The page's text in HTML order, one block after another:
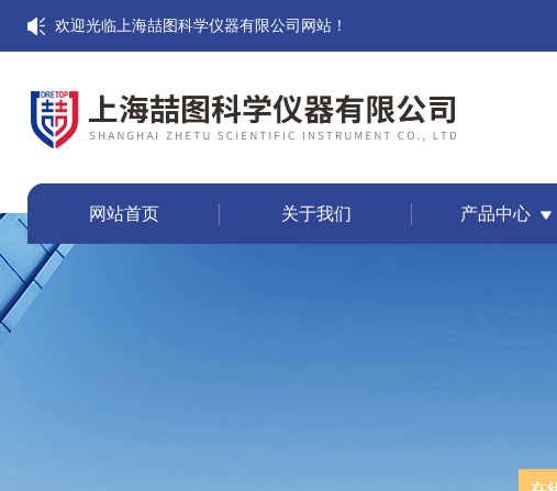
欢迎光临上海喆图科学仪器有限公司网站！
网站首页 关于我们 产品中心